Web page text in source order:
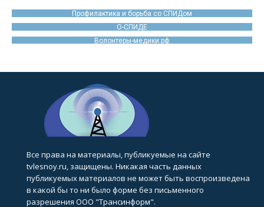
Профилактика и борьба со СПИДом
О-СПИДЕ
Волонтеры-медики.рф
Все права на материалы, публикуемые на сайте
tvlesnoy.ru, защищены. Никакая часть данных
публикуемых материалов не может быть воспроизведена
в какой бы то ни было форме без письменного
разрешения ООО "Трансинформ".